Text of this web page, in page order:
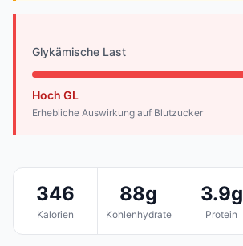
Glykämische Last
Hoch GL
Erhebliche Auswirkung auf Blutzucker
346
Kalorien
88g
Kohlenhydrate
3.9g
Protein